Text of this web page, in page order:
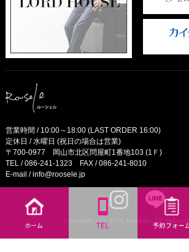
営業時間 / 10:00～18:00 (LAST ORDER 16:00)
定休日 / 水曜日 (祝日の場合は営業)
〒700-0977 岡山市北区問屋町1番地103 (1Ｆ)
TEL /086-241-1323FAX / 086-241-8010
E-mail /info@roosele.jp